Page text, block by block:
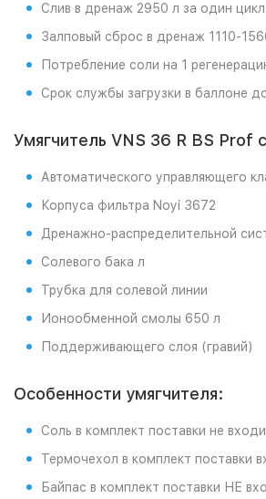
Слив в дренаж 2950 л за один цикл
Залповый сброс в дренаж 1110-
Потребление соли на 1
Срок службы загрузки в баллоне
Умягчитель VNS 36 R BS Prof
Автоматического управляющего
Корпуса фильтра Noyi 3672
Дренажно-распределительной
Солевого бака л
Трубка для солевой линии
Ионообменной смолы 650 л
Поддерживающего слоя (гравий)
Особенности умягчителя:
Соль в комплект поставки не
Термочехол в комплект поставки
Байпас в комплект поставки НЕ